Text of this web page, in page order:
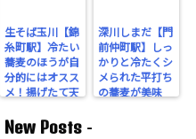
生そば玉川【錦
糸町駅】冷たい
蕎麦のほうが自
分的にはオスス
メ！揚げたて天
人気店。
深川しまだ【門
前仲町駅】しっ
かりと冷たくシ
メられた平打ち
の蕎麦が美味
New Posts -